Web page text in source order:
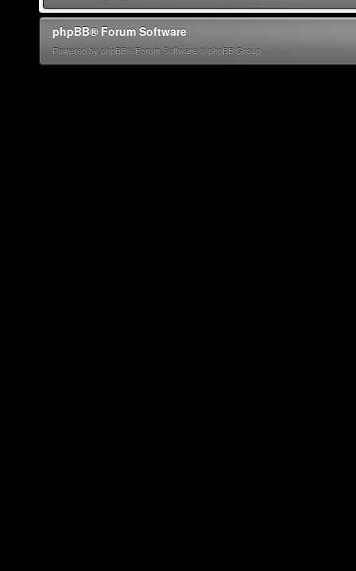
phpBB® Forum Software
Powered by phpBB® Forum Software © phpBB Group